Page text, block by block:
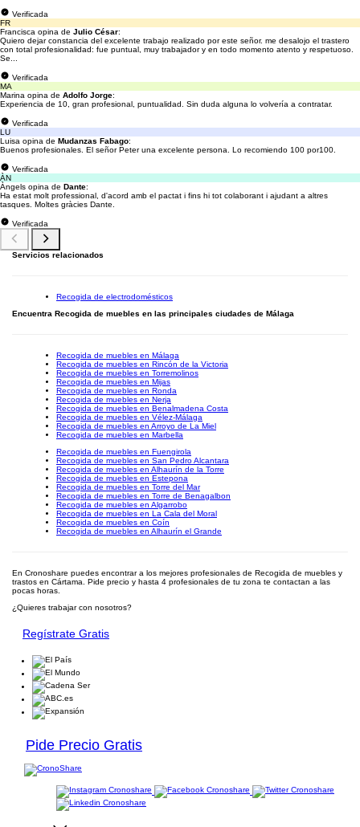
Verificada
FR
Francisca opina de Julio César:
Quiero dejar constancia del excelente trabajo realizado por este señor. me desalojo el trastero
con total profesionalidad: fue puntual, muy trabajador y en todo momento atento y respetuoso.
Se...
Verificada
MA
Marina opina de Adolfo Jorge:
Experiencia de 10, gran profesional, puntualidad. Sin duda alguna lo volvería a contratar.
Verificada
LU
Luisa opina de Mudanzas Fabago:
Buenos profesionales. El señor Peter una excelente persona. Lo recomiendo 100 por100.
Verificada
ÀN
Àngels opina de Dante:
Ha estat molt professional, d'acord amb el pactat i fins hi tot colaborant i ajudant a altres
tasques. Moltes gràcies Dante.
Verificada
Servicios relacionados
Recogida de electrodomésticos
Encuentra Recogida de muebles en las principales ciudades de Málaga
Recogida de muebles en Málaga
Recogida de muebles en Rincón de la Victoria
Recogida de muebles en Torremolinos
Recogida de muebles en Mijas
Recogida de muebles en Ronda
Recogida de muebles en Nerja
Recogida de muebles en Benalmadena Costa
Recogida de muebles en Vélez-Málaga
Recogida de muebles en Arroyo de La Miel
Recogida de muebles en Marbella
Recogida de muebles en Fuengirola
Recogida de muebles en San Pedro Alcantara
Recogida de muebles en Alhaurín de la Torre
Recogida de muebles en Estepona
Recogida de muebles en Torre del Mar
Recogida de muebles en Torre de Benagalbon
Recogida de muebles en Algarrobo
Recogida de muebles en La Cala del Moral
Recogida de muebles en Coín
Recogida de muebles en Alhaurín el Grande
En Cronoshare puedes encontrar a los mejores profesionales de Recogida de muebles y
trastos en Cártama. Pide precio y hasta 4 profesionales de tu zona te contactan a las
pocas horas.
¿Quieres trabajar con nosotros?
Regístrate Gratis
Pide Precio Gratis